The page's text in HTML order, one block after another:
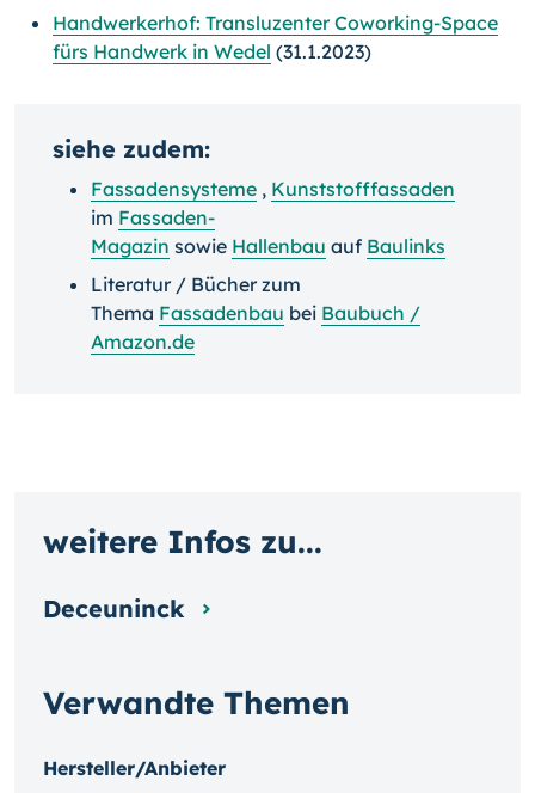
Handwerkerhof: Transluzenter Coworking-Space
fürs Handwerk in Wedel (31.1.2023)
siehe zudem:
Fassadensysteme , Kunststofffassaden
im Fassaden-
Magazin sowie Hallenbau auf Baulinks
Literatur / Bücher zum
Thema Fassadenbau bei Baubuch /
Amazon.de
Verwandte Themen
Hersteller/Anbieter
weitere Infos zu...
Deceuninck